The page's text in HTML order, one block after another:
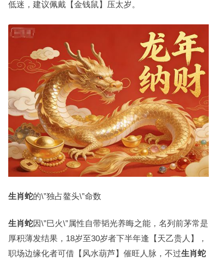
低迷，建议佩戴【金钱鼠】压太岁。
生肖蛇的\”独占鳌头\”命数
生肖蛇因\”巳火\”属性自带韬光养晦之能，名列前茅常是
厚积薄发结果，18岁至30岁者下半年逢【天乙贵人】，
职场边缘化者可借【风水葫芦】催旺人脉，不过生肖蛇